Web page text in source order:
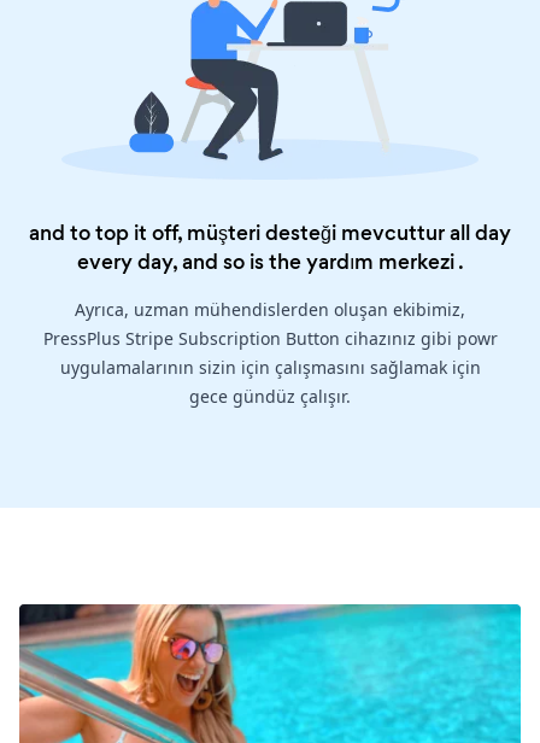
and to top it off, müşteri desteği mevcuttur all day
every day, and so is theyardım merkezi.
Ayrıca, uzman mühendislerden oluşan ekibimiz,
PressPlus Stripe Subscription Button cihazınız gibi powr
uygulamalarının sizin için çalışmasını sağlamak için
gece gündüz çalışır.